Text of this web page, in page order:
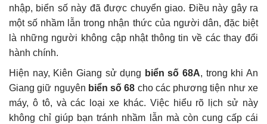
nhập, biển số này đã được chuyển giao. Điều này gây ra
một số nhầm lẫn trong nhận thức của người dân, đặc biệt
là những người không cập nhật thông tin về các thay đổi
hành chính.
Hiện nay, Kiên Giang sử dụng biển số 68A, trong khi An
Giang giữ nguyên biển số 68 cho các phương tiện như xe
máy, ô tô, và các loại xe khác. Việc hiểu rõ lịch sử này
không chỉ giúp bạn tránh nhầm lẫn mà còn cung cấp cái